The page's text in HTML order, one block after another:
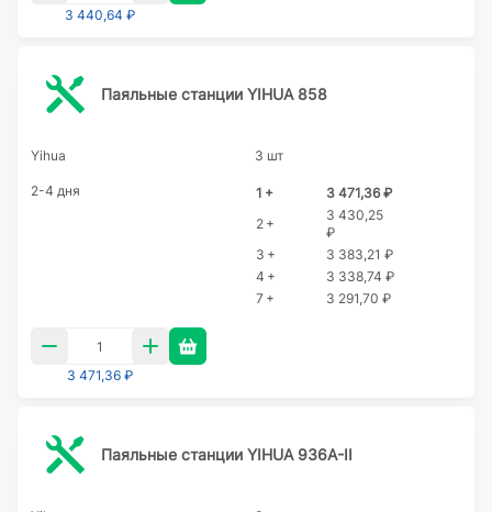
3 440,64 ₽
Паяльные станции YIHUA 858
Yihua 3 шт
2-4 дня 1 +
3 471,36 ₽
2 +
3 430,25
₽
3 +
3 383,21 ₽
4 +
3 338,74 ₽
7 +
3 291,70 ₽
3 471,36 ₽
Паяльные станции YIHUA 936A-II